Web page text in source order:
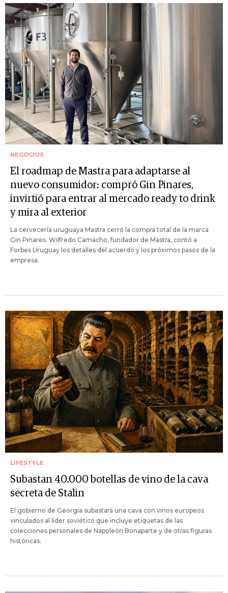
NEGOCIOS
El roadmap de Mastra para adaptarse al
nuevo consumidor: compró Gin Pinares,
invirtió para entrar al mercado ready to drink
y mira al exterior
La cervecería uruguaya Mastra cerró la compra total de la marca
Gin Pinares. Wilfredo Camacho, fundador de Mastra, contó a
Forbes Uruguay los detalles del acuerdo y los próximos pasos de la
empresa.
LIFESTYLE
Subastan 40.000 botellas de vino de la cava
secreta de Stalin
El gobierno de Georgia subastará una cava con vinos europeos
vinculados al líder soviético que incluye etiquetas de las
colecciones personales de Napoleón Bonaparte y de otras figuras
históricas.